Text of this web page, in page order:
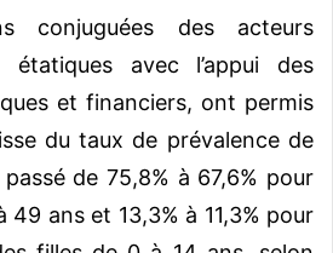
conjuguées des acteurs
avec l’appui des
et financiers, ont permis
du taux de prévalence de
de 75,8% à 67,6% pour
49 ans et 13,3% à 11,3% pour